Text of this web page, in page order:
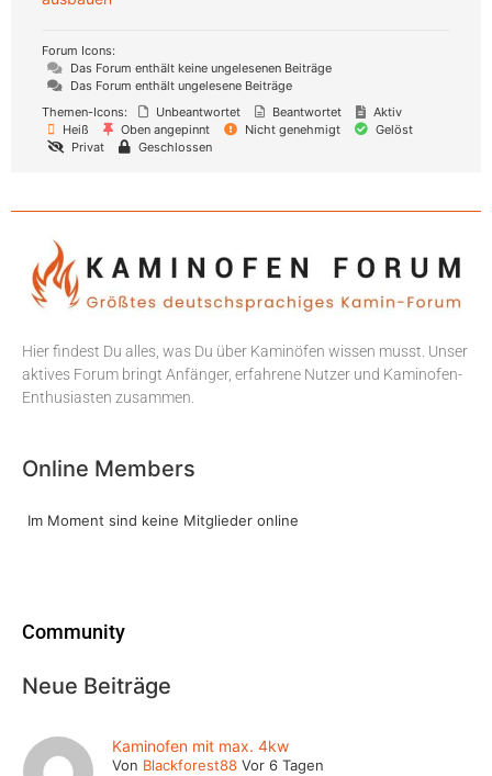
Forum Icons:
Das Forum enthält keine ungelesenen Beiträge
Das Forum enthält ungelesene Beiträge
Themen-Icons:
Unbeantwortet Beantwortet
Aktiv
Heiß
Oben angepinnt Nicht genehmigt
Gelöst
Privat
Geschlossen
Hier findest Du alles, was Du über Kaminöfen wissen musst. Unser
aktives Forum bringt Anfänger, erfahrene Nutzer und Kaminofen-
Enthusiasten zusammen.
Online Members
Im Moment sind keine Mitglieder online
Community
Neue Beiträge
Kaminofen mit max. 4kw
Von Blackforest88 Vor 6 Tagen